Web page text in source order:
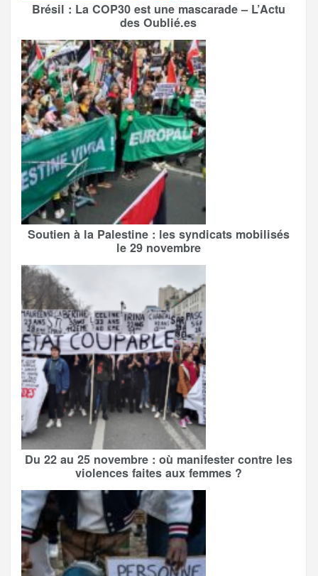
Brésil : La COP30 est une mascarade – L’Actu
des Oublié.es
Soutien à la Palestine : les syndicats mobilisés
le 29 novembre
Du 22 au 25 novembre : où manifester contre les
violences faites aux femmes ?